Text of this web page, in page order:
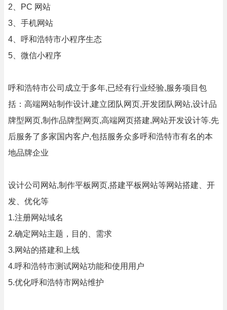
2、PC 网站
3、手机网站
4、呼和浩特市小程序生态
5、微信小程序
呼和浩特市公司成立于多年,已经有行业经验,服务项目包
括：高端网站制作设计,建立团队网页,开发团队网站,设计品
牌型网页,制作品牌型网页,高端网页搭建,网站开发设计等.先
后服务了多家国内客户,包括服务众多呼和浩特市有名的本
地品牌企业
设计公司网站,制作平板网页,搭建平板网站等网站搭建、开
发、优化等
1.注册网站域名
2.确定网站主题，目的、需求
3.网站的搭建和上线
4.呼和浩特市测试网站功能和使用用户
5.优化呼和浩特市网站维护